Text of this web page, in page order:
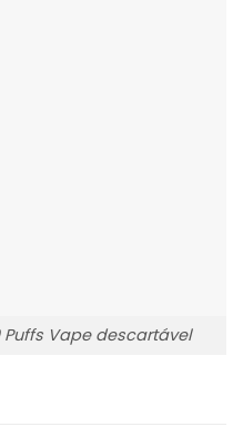
Puffs Vape descartável